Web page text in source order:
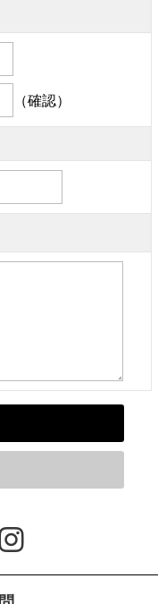
（確認）